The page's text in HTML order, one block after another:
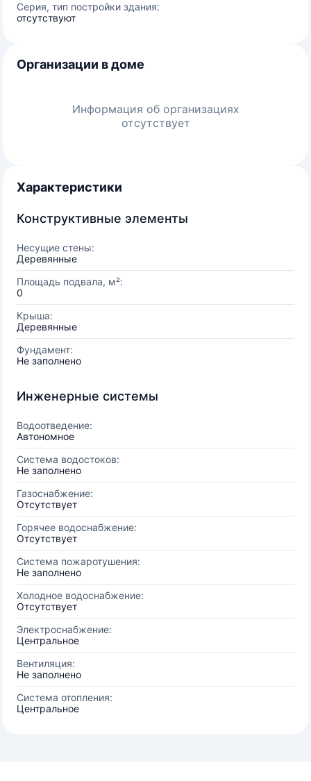
Серия, тип постройки здания:
отсутствуют
Организации в доме
Информация об организациях
отсутствует
Характеристики
Конструктивные элементы
Несущие стены:
Деревянные
Площадь подвала, м²:
0
Крыша:
Деревянные
Фундамент:
Не заполнено
Инженерные системы
Водоотведение:
Автономное
Система водостоков:
Не заполнено
Газоснабжение:
Отсутствует
Горячее водоснабжение:
Отсутствует
Система пожаротушения:
Не заполнено
Холодное водоснабжение:
Отсутствует
Электроснабжение:
Центральное
Вентиляция:
Не заполнено
Система отопления:
Центральное